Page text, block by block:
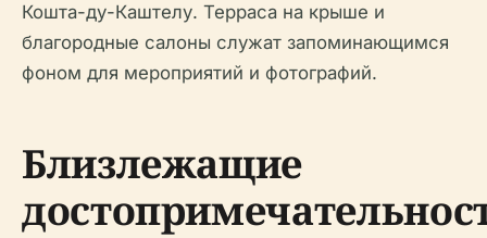
Кошта-ду-Каштелу. Терраса на крыше и
благородные салоны служат запоминающимся
фоном для мероприятий и фотографий.
Близлежащие